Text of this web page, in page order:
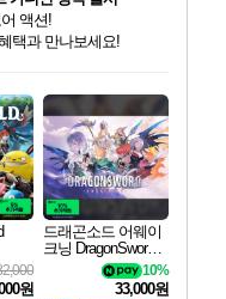
가를 만나보세요!
함께 만나보세요!
적립까지!
혜택까지!
택까지!
와 함께 예약하세요!
택으로 만나보세요!
액션!
택과 만나보세요!
션으로 만나보세요!
보세요!
시 할인!
판매 중
하세요
원
드래곤소드 어웨이
크닝 DragonSword A
10%
33,000원